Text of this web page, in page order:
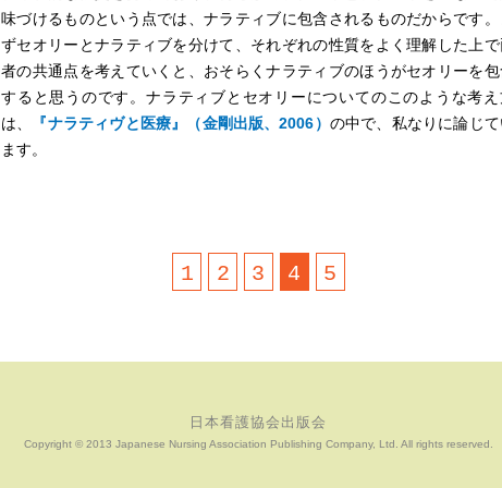
味づけるものという点では、ナラティブに包含されるものだからです。
ずセオリーとナラティブを分けて、それぞれの性質をよく理解した上で
者の共通点を考えていくと、おそらくナラティブのほうがセオリーを包
すると思うのです。ナラティブとセオリーについてのこのような考え
は、
『ナラティヴと医療』（金剛出版、2006） の中で、私なりに論じ
ます。
1 2 3 4 5
日本看護協会出版会
Copyright © 2013 Japanese Nursing Association Publishing Company, Ltd. All rights reserved.